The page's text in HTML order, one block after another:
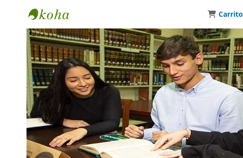
Biblioteca Universidad Monteávila
Carrito